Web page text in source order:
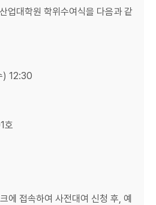
업대학원 학위수여식을 다음과 같
) 12:30
호
에 접속하여 사전대여 신청 후, 예